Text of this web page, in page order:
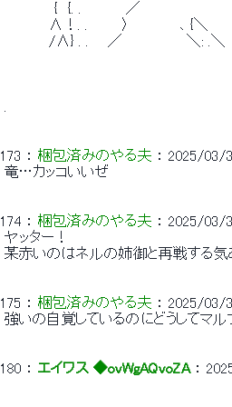
{　{. .　　　　 ／　　　　　　　　　
∧！. .　　 　〉　　　　　､ {＼　　 　
/∧} . . 　 ／　　　　 　　＼: .＼　　　
173 ： 梱包済みのやる夫 ： 2025/03/
竜…カッコいいぜ
174 ： 梱包済みのやる夫 ： 2025/03/
ヤッター！
某赤いのはネルの姉御と再戦する気
175 ： 梱包済みのやる夫 ： 2025/03/
強いの自覚しているのにどうしてマ
180 ： エイワス ◆ovWgAQvoZA ：